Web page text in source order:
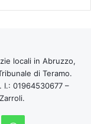
locali in Abruzzo,
di Teramo.
I.: 01964530677 –